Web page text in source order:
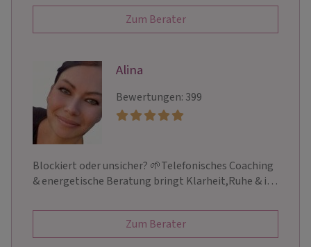
Zum Berater
Alina
Bewertungen: 399
Blockiert oder unsicher? 🌱Telefonisches Coaching
& energetische Beratung bringt Klarheit,Ruhe & i…
Zum Berater